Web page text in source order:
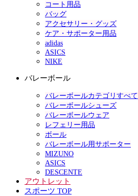
コート用品
バッグ
アクセサリー・グッズ
ケア・サポーター用品
adidas
ASICS
NIKE
バレーボール
バレーボールカテゴリすべて
バレーボールシューズ
バレーボールウェア
レフェリー用品
ボール
バレーボール用サポーター
MIZUNO
ASICS
DESCENTE
アウトレット
スポーツ TOP